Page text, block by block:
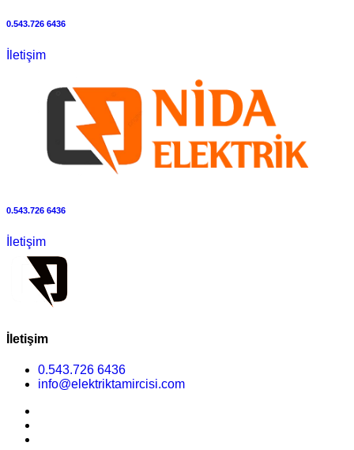
0.543.726 6436
İletişim
0.543.726 6436
İletişim
İletişim
0.543.726 6436
info@elektriktamircisi.com